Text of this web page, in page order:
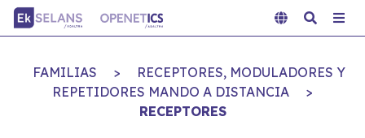
FAMILIAS >
RECEPTORES, MODULADORES Y
REPETIDORES MANDO A DISTANCIA
>
RECEPTORES